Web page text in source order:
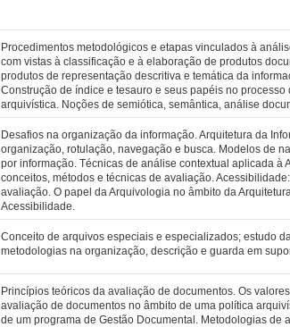
Procedimentos metodológicos e etapas vinculados à
com vistas à classificação e à elaboração de produtos
produtos de representação descritiva e temática da
Construção de índice e tesauro e seus papéis no
arquivística. Noções de semiótica, semântica, análise
Desafios na organização da informação. Arquitetura da
organização, rotulação, navegação e busca. Modelos de
por informação. Técnicas de análise contextual aplicada à
conceitos, métodos e técnicas de avaliação.
avaliação. O papel da Arquivologia no âmbito da
Acessibilidade.
Conceito de arquivos especiais e especializados; estudo
metodologias na organização, descrição e guarda em
Princípios teóricos da avaliação de documentos. Os
avaliação de documentos no âmbito de uma política
de um programa de Gestão Documental. Metodologias de